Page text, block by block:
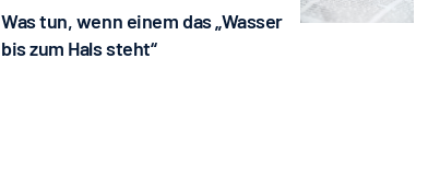
Was tun, wenn einem das „Wasser
bis zum Hals steht“